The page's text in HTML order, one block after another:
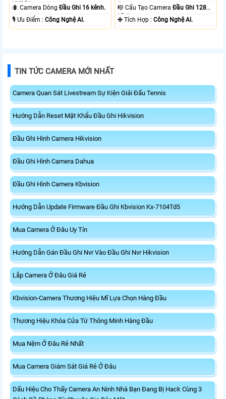
Vị Trí Camera .
🐜 Camera DòngĐầu Ghi 16 kênh.
️🎙 Ưu Điểm :Công Nghệ AI.
Camera .
🎼️ Cấu Tạo CameraĐầu Ghi 128
kênh.
️✤ Tích Hợp :Công Nghệ AI.
TIN TỨC CAMERA MỚI NHẤT
Camera Quan Sát Livestream Sự Kiện Giải Đấu Tennis
Hướng Dẫn Reset Mật Khẩu Đầu Ghi Hikvision
Đầu Ghi Hình Camera Hikvision
Đầu Ghi Hình Camera Dahua
Đầu Ghi Hình Camera Kbvision
Hướng Dẫn Update Firmware Đầu Ghi Kbvision Kx-7104Td5
Mua Camera Ở Đâu Uy Tín
Hướng Dẫn Gán Đầu Ghi Nvr Vào Đầu Ghi Nvr Hikvision
Lắp Camera Ở Đâu Giá Rẻ
Kbvision-Camera Thương Hiệu Mĩ Lựa Chọn Hàng Đầu
Thương Hiệu Khóa Cửa Từ Thông Minh Hàng Đầu
Mua Nệm Ở Đâu Rẻ Nhất
Mua Camera Giám Sát Giá Rẻ Ở Đâu
Dấu Hiệu Cho Thấy Camera An Ninh Nhà Bạn Đang Bị Hack Cùng 3